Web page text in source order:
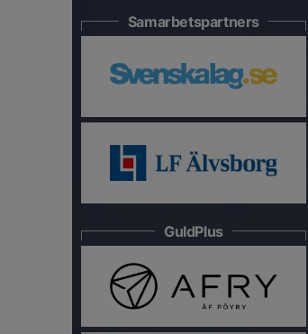
Samarbetspartners
GuldPlus